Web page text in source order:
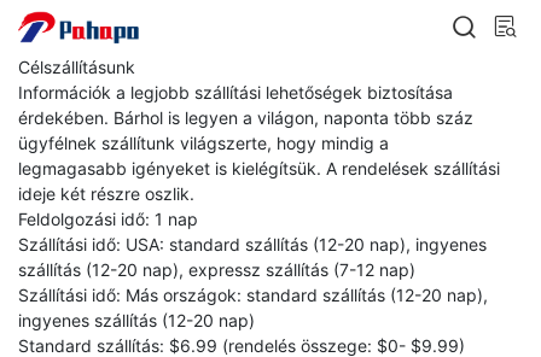
Célszállításunk
Információk a legjobb szállítási lehetőségek biztosítása
érdekében. Bárhol is legyen a világon, naponta több száz
ügyfélnek szállítunk világszerte, hogy mindig a
legmagasabb igényeket is kielégítsük. A rendelések szállítási
ideje két részre oszlik.
Feldolgozási idő: 1 nap
Szállítási idő: USA: standard szállítás (12-20 nap), ingyenes
szállítás (12-20 nap), expressz szállítás (7-12 nap)
Szállítási idő: Más országok: standard szállítás (12-20 nap),
ingyenes szállítás (12-20 nap)
Standard szállítás: $6.99 (rendelés összege: $0- $9.99)